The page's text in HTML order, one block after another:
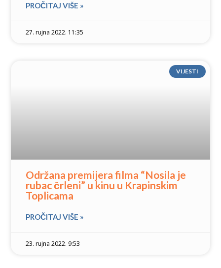
PROČITAJ VIŠE »
27. rujna 2022. 11:35
VIJESTI
Održana premijera filma “Nosila je
rubac črleni” u kinu u Krapinskim
Toplicama
PROČITAJ VIŠE »
23. rujna 2022. 9:53